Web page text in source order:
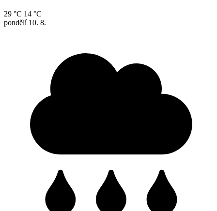
29 °C 14 °C
pondělí 10. 8.